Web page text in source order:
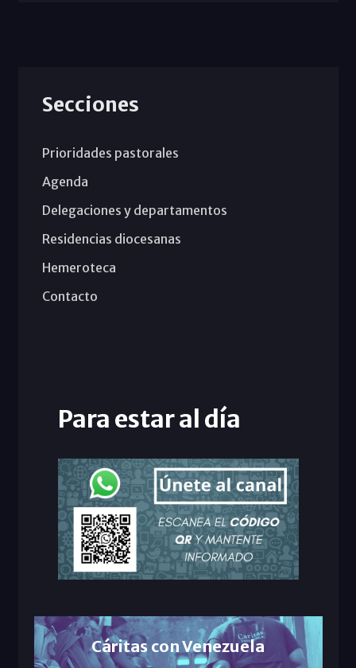
Secciones
Prioridades pastorales
Agenda
Delegaciones y departamentos
Residencias diocesanas
Hemeroteca
Contacto
Para estar al día
Cáritas con Venezuela